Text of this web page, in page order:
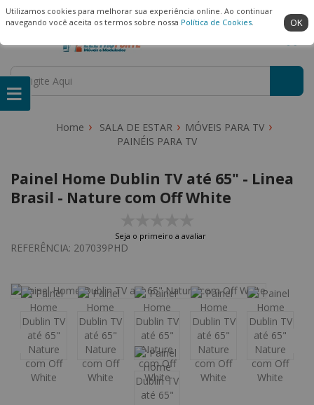
Utilizamos cookies para melhorar sua experiência online. Ao continuar
navegando você aceita os termos sobre nossa Política de Cookies. OK
(22) 99909-3407 Ambiente Seguro
SALA DE ESTAR
MÓVEIS PARA TV
PAINÉIS PARA TV
Painel Home Dublin TV até 65" - Linea
Brasil - Nature com Off White
Seja o primeiro a avaliar
REFERÊNCIA: 207039PHD